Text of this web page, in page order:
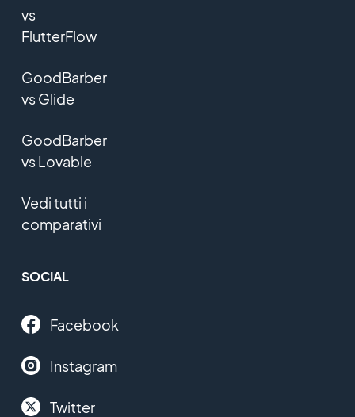
vs
FlutterFlow
GoodBarber
vs Glide
GoodBarber
vs Lovable
Vedi tutti i
comparativi
SOCIAL
Facebook
Instagram
Twitter